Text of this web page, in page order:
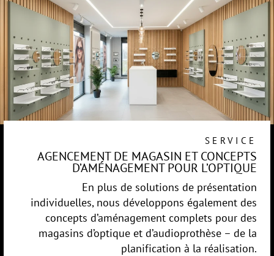
SERVICE
AGENCEMENT DE MAGASIN ET CONCEPTS
D’AMÉNAGEMENT POUR L’OPTIQUE
En plus de solutions de présentation
individuelles, nous développons également des
concepts d’aménagement complets pour des
magasins d’optique et d’audioprothèse – de la
planification à la réalisation.